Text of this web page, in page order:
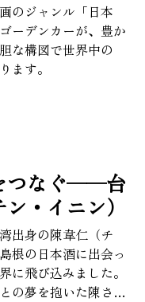
繁體中文
Site Policy
のジャンル「日本
ーデンカーが、豊か
な構図で世界中の
ます。
つなぐ——台
・イニン）
出身の陳韋仁（チ
根の日本酒に出会っ
に飛び込みました。
の夢を抱いた陳さん